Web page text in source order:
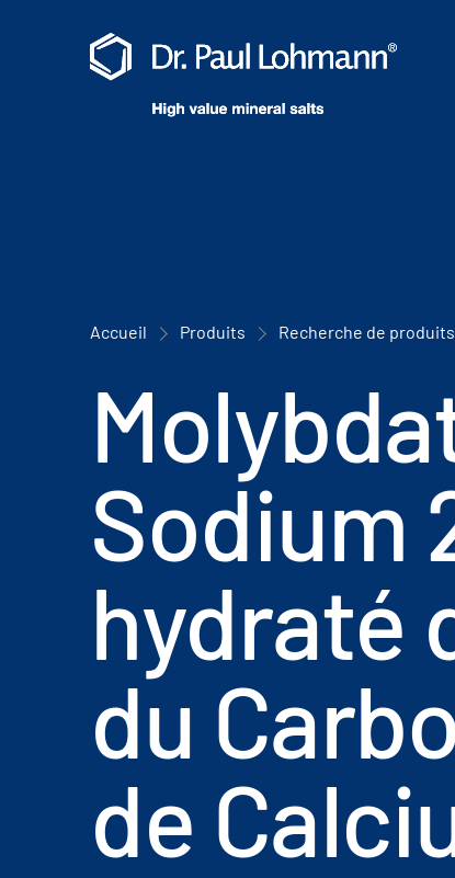
Accueil Produits Recherche de produits
Sodium
hydraté
du
de